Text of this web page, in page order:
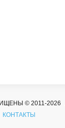
© 2011-2026
КОНТАКТЫ